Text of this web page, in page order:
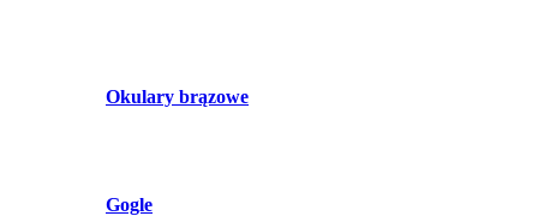
Okulary brązowe
Gogle